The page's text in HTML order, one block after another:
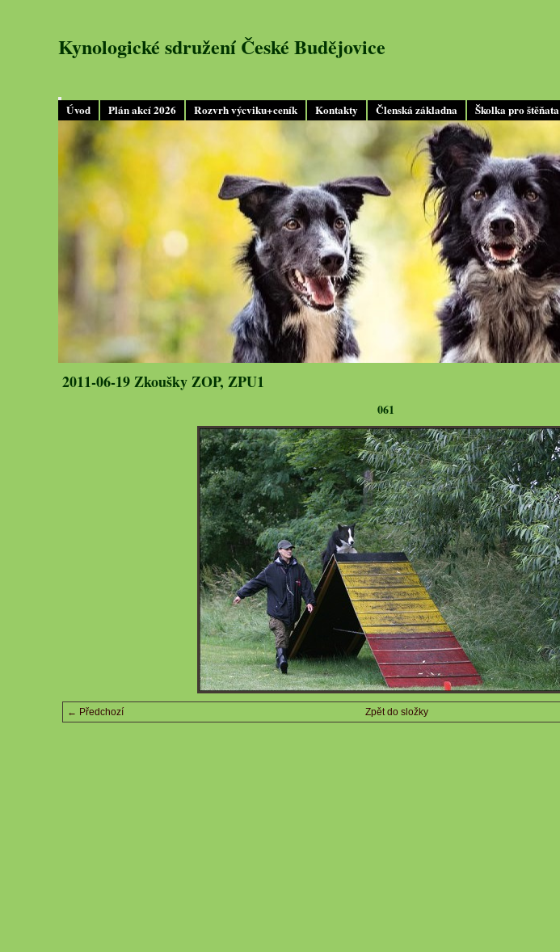
Úvod Plán akcí 2026 Rozvrh výcviku+ceník Kontakty Členská základna Školka pro štěňata
Kynologické sdružení České Budějovice
2011-06-19 Zkoušky ZOP, ZPU1
061
← Předchozí Zpět do složky